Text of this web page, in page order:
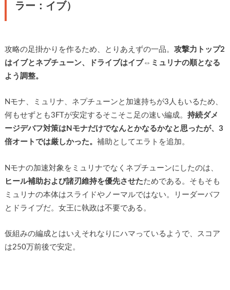
ラー：イブ）
攻略の足掛かりを作るため、とりあえずの一品。 攻撃力トップ2
はイブとネプチューン、ドライブはイブ⇔ミュリナの順となる
よう調整。
Nモナ、ミュリナ、ネプチューンと加速持ちが3人もいるため、
何もせずとも3FTが安定するそこそこ足の速い編成。 持続ダメ
ージデバフ対策はNモナだけでなんとかなるかなと思ったが、3
倍オートでは厳しかった。 補助としてエラトを追加。
Nモナの加速対象をミュリナでなくネプチューンにしたのは、
ヒール補助および諸刃維持を優先させたためである。そもそも
ミュリナの本体はスライドやノーマルではない。リーダーバフ
とドライブだ。女王に執政は不要である。
仮組みの編成とはいえそれなりにハマっているようで、スコア
は250万前後で安定。